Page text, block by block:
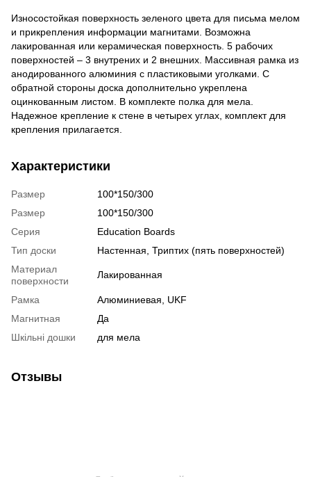
Износостойкая поверхность зеленого цвета для письма мелом
и прикрепления информации магнитами. Возможна
лакированная или керамическая поверхность. 5 рабочих
поверхностей – 3 внутрених и 2 внешних. Массивная рамка из
анодированного алюминия с пластиковыми уголками. С
обратной стороны доска дополнительно укреплена
оцинкованным листом. В комплекте полка для мела.
Надежное крепление к стене в четырех углах, комплект для
крепления прилагается.
Характеристики
Размер
100*150/300
Размер
100*150/300
Серия
Education Boards
Тип доски
Настенная, Триптих (пять поверхностей)
Материал
поверхности
Лакированная
Рамка
Алюминиевая, UKF
Магнитная
Да
Шкільні дошки
для мела
Отзывы